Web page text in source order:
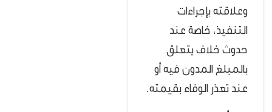
وعلاقته بإجراءات
التنفيذ، خاصة عند
حدوث خلاف يتعلق
بالمبلغ المدون فيه أو
عند تعذر الوفاء بقيمته.